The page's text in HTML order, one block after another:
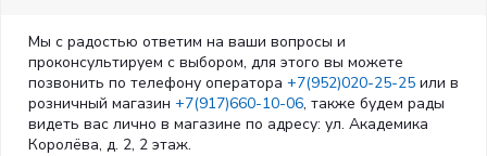
Мы с радостью ответим на ваши вопросы и
проконсультируем с выбором, для этого вы можете
позвонить по телефону оператора +7(952)020-25-25 или в
розничный магазин +7(917)660-10-06, также будем рады
видеть вас лично в магазине по адресу: ул. Академика
Королёва, д. 2, 2 этаж.